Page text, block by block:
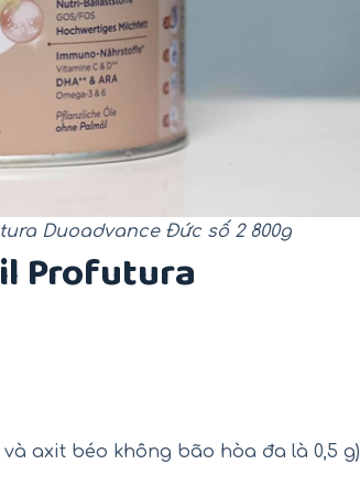
Duoadvance Đức số 2 800g
Profutura
axit béo không bão hòa đa là 0,5 g)